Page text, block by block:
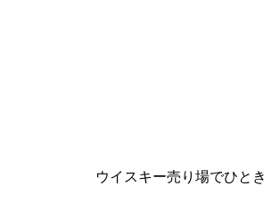
ウイスキー売り場でひと